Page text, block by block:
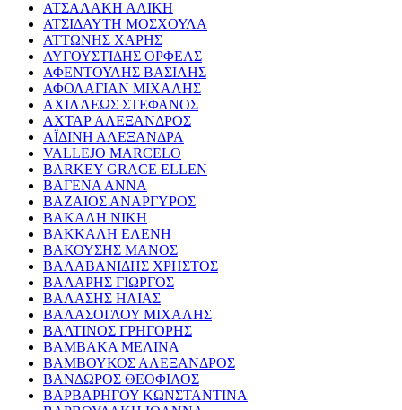
ΑΤΣΑΛΑΚΗ ΑΛΙΚΗ
ΑΤΣΙΔΑΥΤΗ ΜΟΣΧΟΥΛΑ
ΑΤΤΩΝΗΣ ΧΑΡΗΣ
ΑΥΓΟΥΣΤΙΔΗΣ ΟΡΦΕΑΣ
ΑΦΕΝΤΟΥΛΗΣ ΒΑΣΙΛΗΣ
ΑΦΟΛΑΓΙΑΝ ΜΙΧΑΛΗΣ
ΑΧΙΛΛΕΩΣ ΣΤΕΦΑΝΟΣ
ΑΧΤΑΡ ΑΛΕΞΑΝΔΡΟΣ
ΑΪΔΙΝΗ ΑΛΕΞΑΝΔΡΑ
VALLEJO MARCELO
BARKEY GRACE ELLEN
ΒΑΓΕΝΑ ΑΝΝΑ
ΒΑΖΑΙΟΣ ΑΝΑΡΓΥΡΟΣ
ΒΑΚΑΛΗ ΝΙΚΗ
ΒΑΚΚΑΛΗ ΕΛΕΝΗ
ΒΑΚΟΥΣΗΣ ΜΑΝΟΣ
ΒΑΛΑΒΑΝΙΔΗΣ ΧΡΗΣΤΟΣ
ΒΑΛΑΡΗΣ ΓΙΩΡΓΟΣ
ΒΑΛΑΣΗΣ ΗΛΙΑΣ
ΒΑΛΑΣΟΓΛΟΥ ΜΙΧΑΛΗΣ
ΒΑΛΤΙΝΟΣ ΓΡΗΓΟΡΗΣ
ΒΑΜΒΑΚΑ ΜΕΛΙΝΑ
ΒΑΜΒΟΥΚΟΣ ΑΛΕΞΑΝΔΡΟΣ
ΒΑΝΔΩΡΟΣ ΘΕΟΦΙΛΟΣ
ΒΑΡΒΑΡΗΓΟΥ ΚΩΝΣΤΑΝΤΙΝΑ